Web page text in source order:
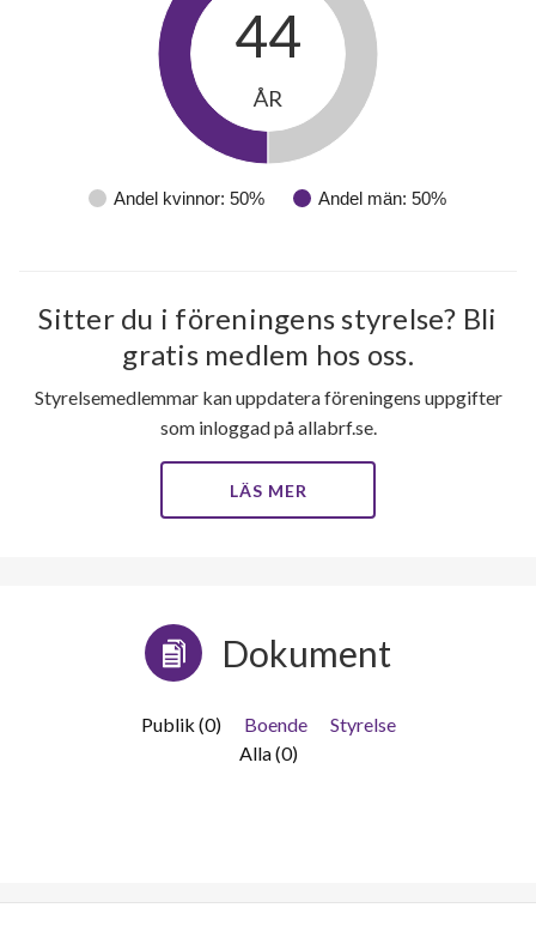
Andel kvinnor: 50% Andel män: 50%
44
ÅR
Sitter du i föreningens styrelse? Bli
gratis medlem hos oss.
Styrelsemedlemmar kan uppdatera föreningens uppgifter
som inloggad på allabrf.se.
LÄS MER
Dokument
Publik (0) Boende
Styrelse
Alla (0)